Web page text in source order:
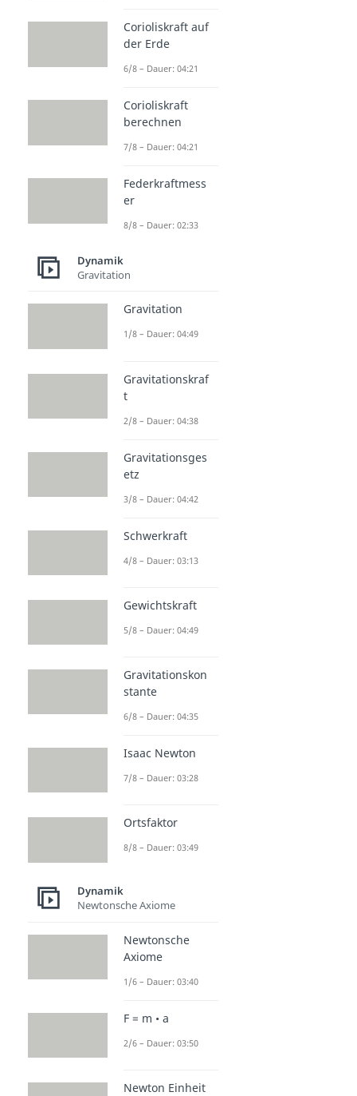
Corioliskraft auf
der Erde
6/8 – Dauer: 04:21
Corioliskraft
berechnen
7/8 – Dauer: 04:21
Federkraftmess
er
8/8 – Dauer: 02:33
Dynamik
Gravitation
Gravitation
1/8 – Dauer: 04:49
Gravitationskraf
t
2/8 – Dauer: 04:38
Gravitationsges
etz
3/8 – Dauer: 04:42
Schwerkraft
4/8 – Dauer: 03:13
Gewichtskraft
5/8 – Dauer: 04:49
Gravitationskon
stante
6/8 – Dauer: 04:35
Isaac Newton
7/8 – Dauer: 03:28
Ortsfaktor
8/8 – Dauer: 03:49
Dynamik
Newtonsche Axiome
Newtonsche
Axiome
1/6 – Dauer: 03:40
F = m • a
2/6 – Dauer: 03:50
Newton Einheit